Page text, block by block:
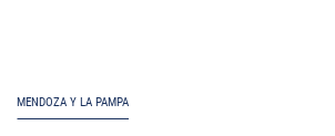
MENDOZA Y LA PAMPA